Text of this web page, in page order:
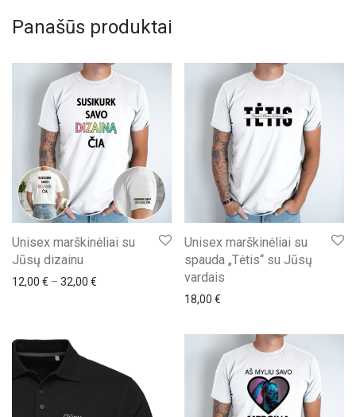
Panašūs produktai
Unisex marškinėliai su
Jūsų dizainu
12,00 € – 32,00 € Price range: 12,00 € through 32,00 €
Unisex marškinėliai su
spauda „Tėtis“ su Jūsų
vardais
18,00 €